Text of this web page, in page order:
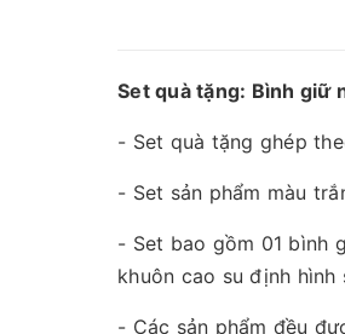
Set quà tặng: Bình giữ
- Set quà tặng ghép
- Set sản phẩm màu
- Set bao gồm 01 bình
khuôn cao su định hình
- Các sản phẩm đều